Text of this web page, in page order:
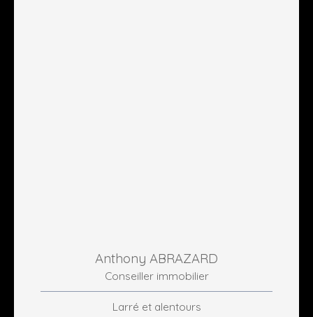
Anthony ABRAZARD
Conseiller immobilier
Larré et alentours